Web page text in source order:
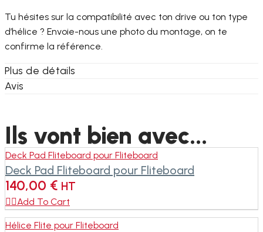
Tu hésites sur la compatibilité avec ton drive ou ton type
d’hélice ? Envoie-nous une photo du montage, on te
confirme la référence.
Plus de détails
Avis
Ils vont bien avec...
Deck Pad Fliteboard pour Fliteboard
Deck Pad Fliteboard pour Fliteboard
140,00 € HT
Add To Cart
Hélice Flite pour Fliteboard